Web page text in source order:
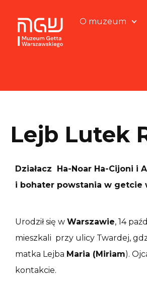
O muzeum
Lejb Lutek
Działacz Ha-Noar Ha-Cijoni i
i bohater powstania w getcie
Urodził się w Warszawie, 14
mieszkali przy ulicy Twardej,
matka Lejba Maria (Miriam).
kontakcie.